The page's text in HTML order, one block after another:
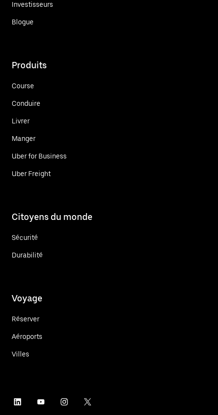
Investisseurs
Blogue
Produits
Course
Conduire
Livrer
Manger
Uber for Business
Uber Freight
Citoyens du monde
Sécurité
Durabilité
Voyage
Réserver
Aéroports
Villes